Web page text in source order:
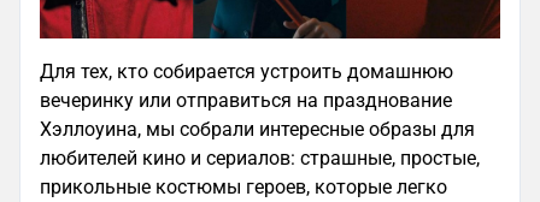
Для тех, кто собирается устроить домашнюю
вечеринку или отправиться на празднование
Хэллоуина, мы собрали интересные образы для
любителей кино и сериалов: страшные, простые,
прикольные костюмы героев, которые легко